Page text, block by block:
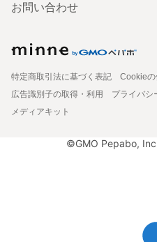
お問い合わせ
特定商取引法に基づく表記
Cookieの
広告識別子の取得・利用
プライバシ
メディアキット
©GMO Pepabo,